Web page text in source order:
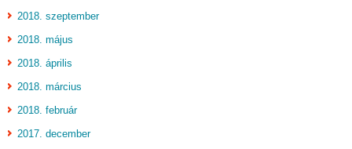
2018. szeptember
2018. május
2018. április
2018. március
2018. február
2017. december